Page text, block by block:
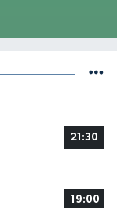
21:30
19:00